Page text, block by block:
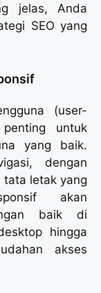
jelas, Anda
SEO yang
(user-
untuk
yang baik.
dengan
tata letak yang
akan
baik di
hingga
akses